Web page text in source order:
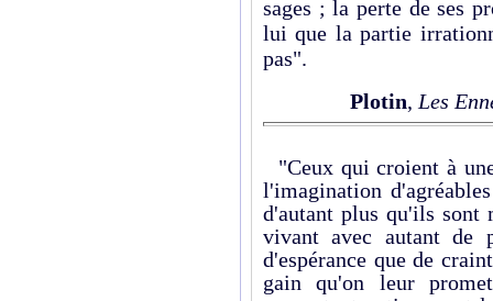
sages ; la perte de ses
lui que la partie
pas".
Plotin, Les
"Ceux qui croient à
l'imagination
d'autant plus qu'ils sont
vivant avec autant de
d'espérance que de
gain qu'on leur